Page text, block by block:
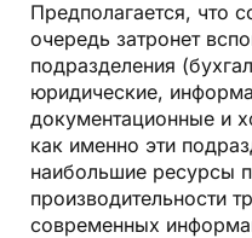
Предполагается, что
очередь затронет
подразделения
юридические,
документационные и
как именно эти
наибольшие ресурсы
производительности
современных